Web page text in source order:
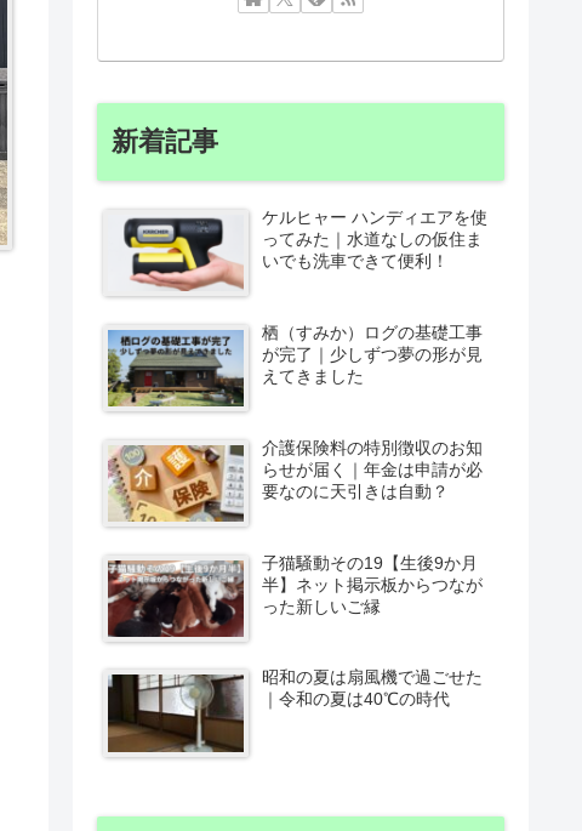
新着記事
ケルヒャー ハンディエアを使
ってみた｜水道なしの仮住ま
いでも洗車できて便利！
栖（すみか）ログの基礎工事
が完了｜少しずつ夢の形が見
えてきました
介護保険料の特別徴収のお知
らせが届く｜年金は申請が必
要なのに天引きは自動？
子猫騒動その19【生後9か月
半】ネット掲示板からつなが
った新しいご縁
昭和の夏は扇風機で過ごせた
｜令和の夏は40℃の時代